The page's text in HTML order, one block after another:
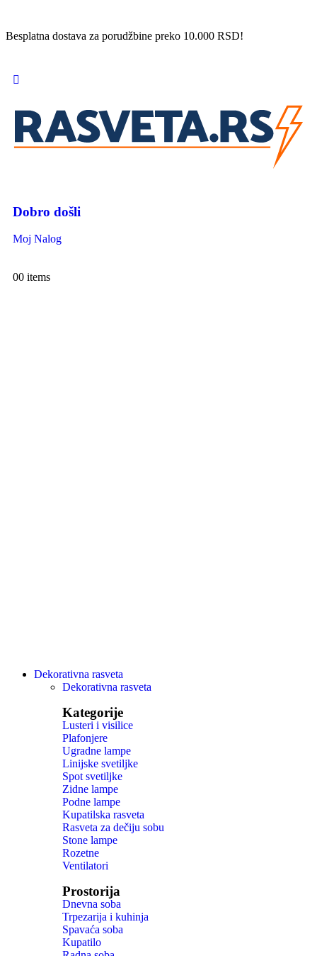
Besplatna dostava za porudžbine preko 10.000 RSD!
Dobro došli
Moj Nalog
00 items
Dekorativna rasveta
Dekorativna rasveta
Kategorije
Lusteri i visilice
Plafonjere
Ugradne lampe
Linijske svetiljke
Spot svetiljke
Zidne lampe
Podne lampe
Kupatilska rasveta
Rasveta za dečiju sobu
Stone lampe
Rozetne
Ventilatori
Prostorija
Dnevna soba
Trpezarija i kuhinja
Spavaća soba
Kupatilo